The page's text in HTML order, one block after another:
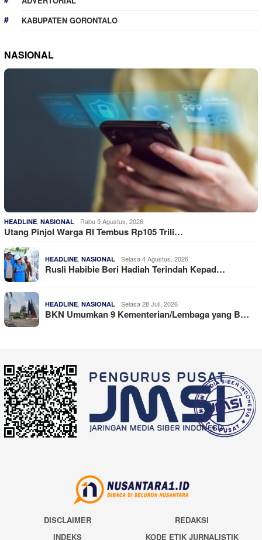
KABUPATEN GORONTALO
NASIONAL
HEADLINE NASIONAL Rabu 5 Agustus, 2026
Utang Pinjol Warga RI Tembus Rp105 Trili…
HEADLINE NASIONAL Selasa 4 Agustus, 2026
Rusli Habibie Beri Hadiah Terindah Kepad…
HEADLINE NASIONAL Selasa 28 Juli, 2026
BKN Umumkan 9 Kementerian/Lembaga yang B…
DISCLAIMER
REDAKSI
INDEKS
KODE ETIK JURNALISTIK